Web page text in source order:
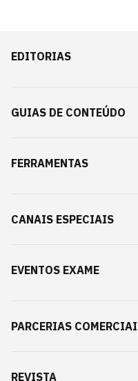
EDITORIAS
GUIAS DE CONTEÚDO
FERRAMENTAS
CANAIS ESPECIAIS
EVENTOS EXAME
PARCERIAS
REVISTA